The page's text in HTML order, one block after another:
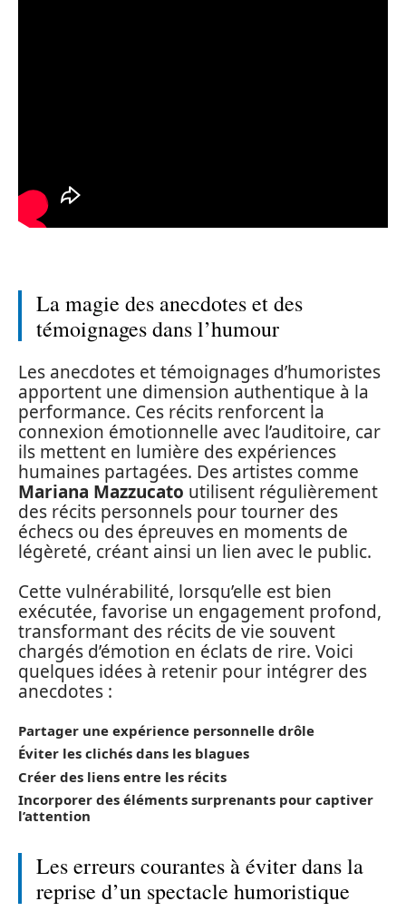
La magie des anecdotes et des
témoignages dans l’humour
Les anecdotes et témoignages d’humoristes
apportent une dimension authentique à la
performance. Ces récits renforcent la
connexion émotionnelle avec l’auditoire, car
ils mettent en lumière des expériences
humaines partagées. Des artistes comme
Mariana Mazzucato utilisent régulièrement
des récits personnels pour tourner des
échecs ou des épreuves en moments de
légèreté, créant ainsi un lien avec le public.
Cette vulnérabilité, lorsqu’elle est bien
exécutée, favorise un engagement profond,
transformant des récits de vie souvent
chargés d’émotion en éclats de rire. Voici
quelques idées à retenir pour intégrer des
anecdotes :
Partager une expérience personnelle drôle
Éviter les clichés dans les blagues
Créer des liens entre les récits
Incorporer des éléments surprenants pour captiver
l’attention
Les erreurs courantes à éviter dans la
reprise d’un spectacle humoristique